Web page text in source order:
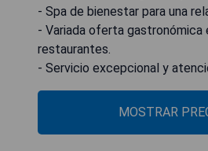
- Spa de bienestar para una
- Variada oferta gastronómica
restaurantes.
- Servicio excepcional y
MOSTRAR